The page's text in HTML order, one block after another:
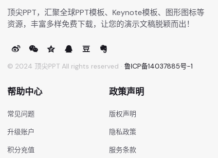
顶尖PPT，汇聚全球PPT模板、Keynote模板、图形图标等
资源，丰富多样免费下载，让您的演示文稿脱颖而出！
© 2024 顶尖PPT All rights reserved · 鲁ICP备14037885号-1
帮助中心
常见问题
升级账户
积分充值
政策声明
版权声明
隐私政策
服务条款